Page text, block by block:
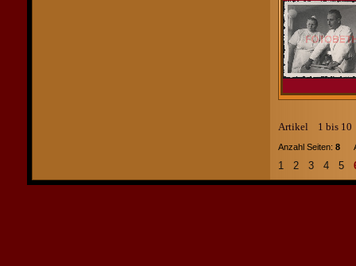
Artikel 1 bis
Anzahl Seiten: 8
1 2 3 4 5